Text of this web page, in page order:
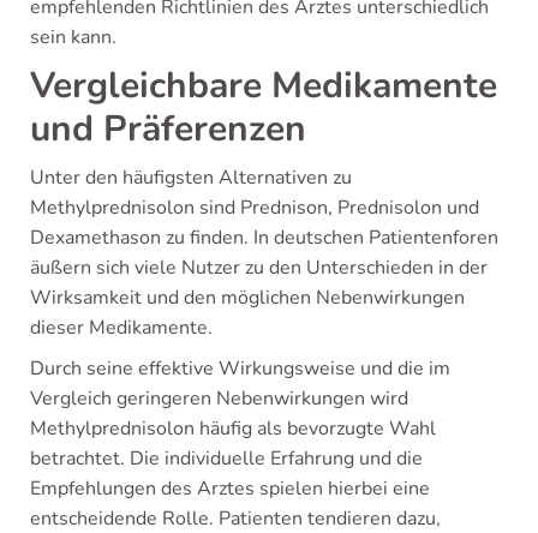
empfehlenden Richtlinien des Arztes unterschiedlich
sein kann.
Vergleichbare Medikamente
und Präferenzen
Unter den häufigsten Alternativen zu
Methylprednisolon sind Prednison, Prednisolon und
Dexamethason zu finden. In deutschen Patientenforen
äußern sich viele Nutzer zu den Unterschieden in der
Wirksamkeit und den möglichen Nebenwirkungen
dieser Medikamente.
Durch seine effektive Wirkungsweise und die im
Vergleich geringeren Nebenwirkungen wird
Methylprednisolon häufig als bevorzugte Wahl
betrachtet. Die individuelle Erfahrung und die
Empfehlungen des Arztes spielen hierbei eine
entscheidende Rolle. Patienten tendieren dazu,